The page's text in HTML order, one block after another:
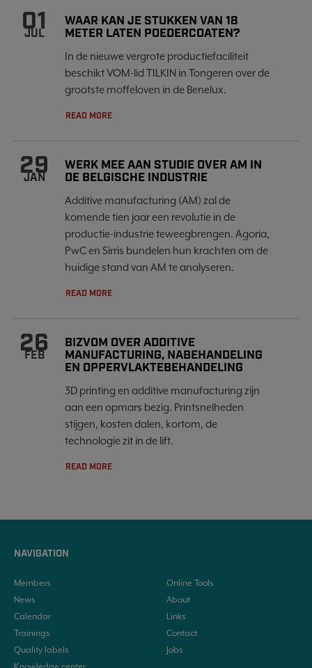
01
JUL
WAAR KAN JE STUKKEN VAN 18
METER LATEN POEDERCOATEN?
In de nieuwe vergrote productiefaciliteit
beschikt VOM-lid TILKIN in Tongeren over de
grootste moffeloven in de Benelux.
READ MORE
29
JAN
WERK MEE AAN STUDIE OVER AM IN
DE BELGISCHE INDUSTRIE
Additive manufacturing (AM) zal de
komende tien jaar een revolutie in de
productie-industrie teweegbrengen. Agoria,
PwC en Sirris bundelen hun krachten om de
huidige stand van AM te analyseren.
READ MORE
26
FEB
BIZVOM OVER ADDITIVE
MANUFACTURING, NABEHANDELING
EN OPPERVLAKTEBEHANDELING
3D printing en additive manufacturing zijn
aan een opmars bezig. Printsnelheden
stijgen, kosten dalen, kortom, de
technologie zit in de lift.
READ MORE
NAVIGATION
Members
News
Calendar
Trainings
Quality labels
Online Tools
About
Links
Contact
Jobs